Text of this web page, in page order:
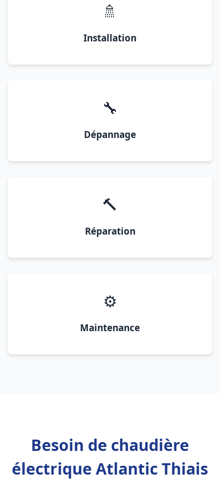
🚿
Installation
🔧
Dépannage
🔨
Réparation
⚙️
Maintenance
Besoin de chaudière
électrique Atlantic Thiais